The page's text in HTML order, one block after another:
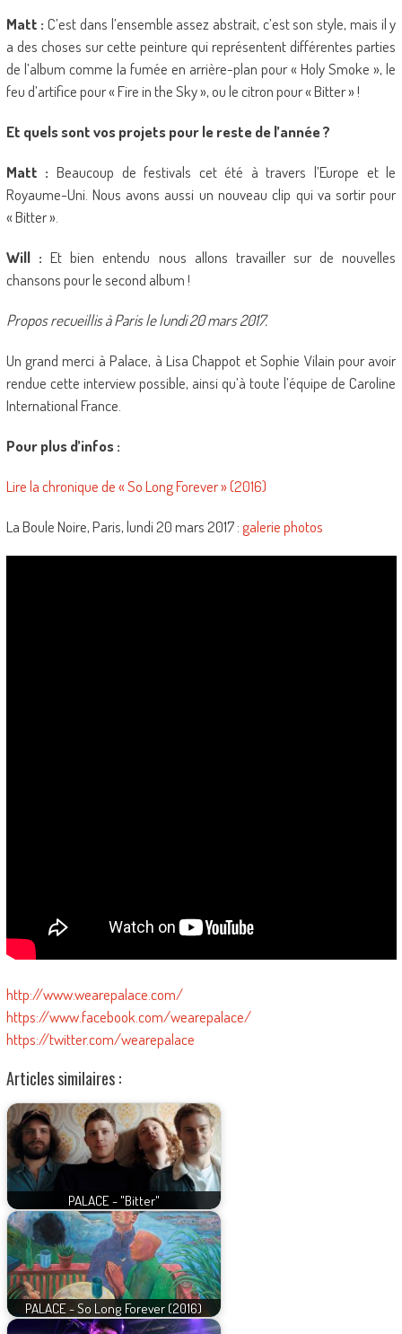
Matt : C’est dans l’ensemble assez abstrait, c’est son style, mais il y
a des choses sur cette peinture qui représentent différentes parties
de l’album comme la fumée en arrière-plan pour « Holy Smoke », le
feu d’artifice pour « Fire in the Sky », ou le citron pour « Bitter » !
Et quels sont vos projets pour le reste de l’année ?
Matt : Beaucoup de festivals cet été à travers l’Europe et le
Royaume-Uni. Nous avons aussi un nouveau clip qui va sortir pour
« Bitter ».
Will : Et bien entendu nous allons travailler sur de nouvelles
chansons pour le second album !
Propos recueillis à Paris le lundi 20 mars 2017.
Un grand merci à Palace, à Lisa Chappot et Sophie Vilain pour avoir
rendue cette interview possible, ainsi qu’à toute l’équipe de Caroline
International France.
Pour plus d’infos :
Lire la chronique de « So Long Forever » (2016)
La Boule Noire, Paris, lundi 20 mars 2017 :galerie photos
http://www.wearepalace.com/
https://www.facebook.com/wearepalace/
https://twitter.com/wearepalace
Articles similaires :
PALACE - "Bitter"
PALACE - So Long Forever (2016)